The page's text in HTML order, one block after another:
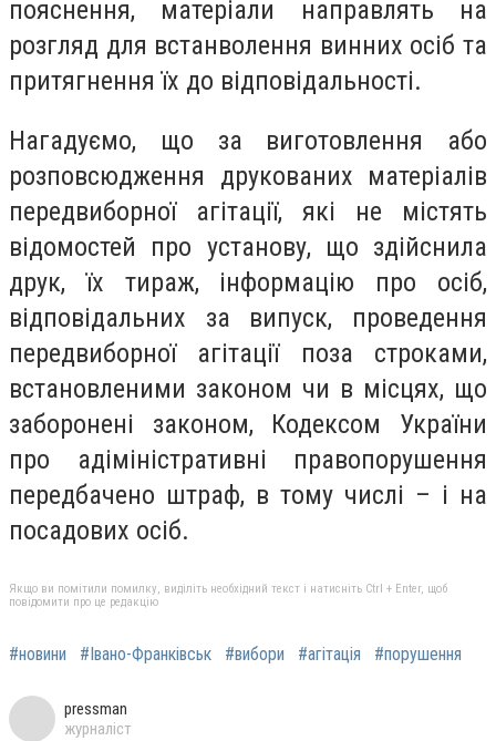
пояснення, матеріали направлять на
розгляд для встанволення винних осіб та
притягнення їх до відповідальності.
Нагадуємо, що за виготовлення або
розповсюдження друкованих матеріалів
передвиборної агітації, які не містять
відомостей про установу, що здійснила
друк, їх тираж, інформацію про осіб,
відповідальних за випуск, проведення
передвиборної агітації поза строками,
встановленими законом чи в місцях, що
заборонені законом, Кодексом України
про адіміністративні правопорушення
передбачено штраф, в тому числі – і на
посадових осіб.
Якщо ви помітили помилку, виділіть необхідний текст і натисніть Ctrl + Enter, щоб
повідомити про це редакцію
#новини #Івано-Франківськ #вибори #агітація #порушення
pressman
журналіст